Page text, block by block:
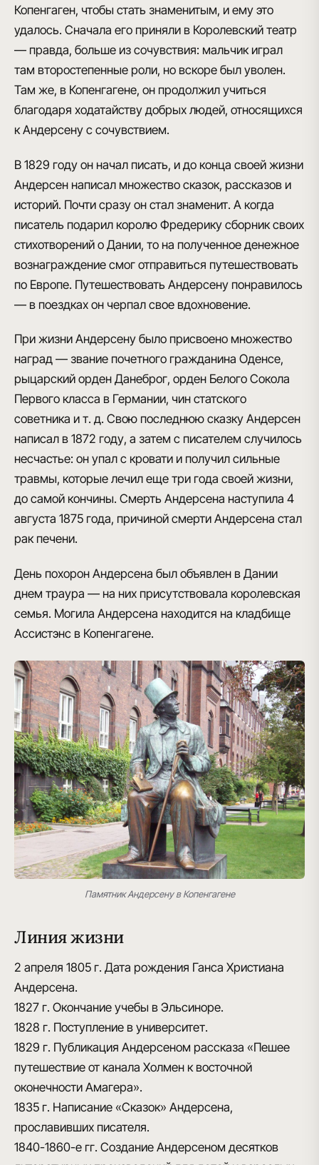
Копенгаген, чтобы стать знаменитым, и ему это
удалось. Сначала его приняли в Королевский театр
— правда, больше из сочувствия: мальчик играл
там второстепенные роли, но вскоре был уволен.
Там же, в Копенгагене, он продолжил учиться
благодаря ходатайству добрых людей, относящихся
к Андерсену с сочувствием.
В 1829 году он начал писать, и до конца своей жизни
Андерсен написал множество сказок, рассказов и
историй. Почти сразу он стал знаменит. А когда
писатель подарил королю Фредерику сборник своих
стихотворений о Дании, то на полученное денежное
вознаграждение смог отправиться путешествовать
по Европе. Путешествовать Андерсену понравилось
— в поездках он черпал свое вдохновение.
При жизни Андерсену было присвоено множество
наград — звание почетного гражданина Оденсе,
рыцарский орден Данеброг, орден Белого Сокола
Первого класса в Германии, чин статского
советника и т. д. Свою последнюю сказку Андерсен
написал в 1872 году, а затем с писателем случилось
несчастье: он упал с кровати и получил сильные
травмы, которые лечил еще три года своей жизни,
до самой кончины. Смерть Андерсена наступила 4
августа 1875 года, причиной смерти Андерсена стал
рак печени.
День похорон Андерсена был объявлен в Дании
днем траура — на них присутствовала королевская
семья. Могила Андерсена находится на кладбище
Ассистэнс в Копенгагене.
Памятник Андерсену в Копенгагене
Линия жизни
2 апреля 1805 г. Дата рождения Ганса Христиана
Андерсена.
1827 г. Окончание учебы в Эльсиноре.
1828 г. Поступление в университет.
1829 г. Публикация Андерсеном рассказа «Пешее
путешествие от канала Холмен к восточной
оконечности Амагера».
1835 г. Написание «Сказок» Андерсена,
прославивших писателя.
1840-1860-е гг. Создание Андерсеном десятков